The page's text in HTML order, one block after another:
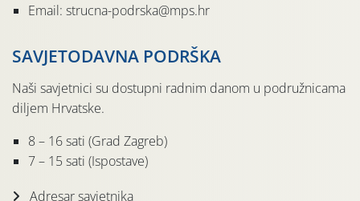
Email: strucna-podrska@mps.hr
SAVJETODAVNA PODRŠKA
Naši savjetnici su dostupni radnim danom u podružnicama
diljem Hrvatske.
8 – 16 sati (Grad Zagreb)
7 – 15 sati (Ispostave)
Adresar savjetnika